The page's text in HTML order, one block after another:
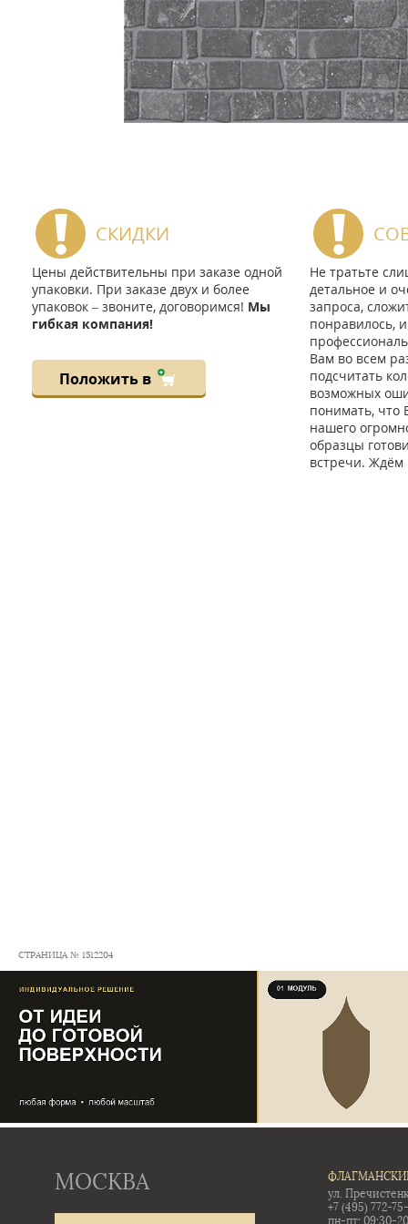
СКИДКИ
Цены действительны при заказе одной
упаковки. При заказе двух и более
упаковок – звоните, договоримся! Мы
гибкая компания!
Положить в
Не тратьте
детальное и
запроса,
понравилось,
Вам во всем
подсчитать
возможных
понимать, что
нашего
образцы
встречи. Ждём
СТРАНИЦА № 1512204
МОСКВА
ул.
+7 (495) 772-
пн-пт: 09:30-